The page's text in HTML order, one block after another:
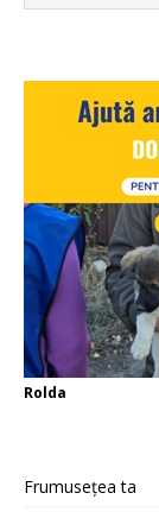
Rolda
Frumusețea ta